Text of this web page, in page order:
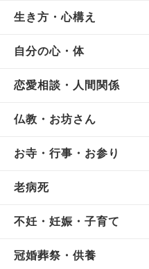
生き方・心構え
自分の心・体
恋愛相談・人間関係
仏教・お坊さん
お寺・行事・お参り
老病死
不妊・妊娠・子育て
冠婚葬祭・供養